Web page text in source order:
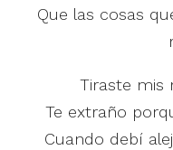
Que las cosas
Tiraste mis
Te extraño
Cuando debí